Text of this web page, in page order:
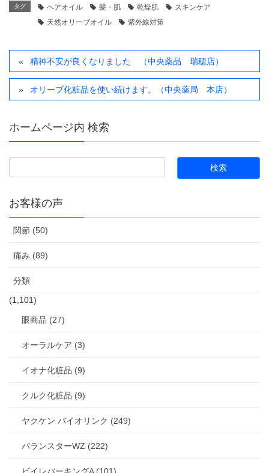
タグ ヘアオイル 髪・肌 乾燥肌
スキンケア
天然オリーブオイル
紫外線対策
精神不安が良くなりました （中央薬品 瑞穂店）
オリーブ化粧品を使い続けます。（中央薬局 本店）
ホームページ内 検索
お客様の声
関節 (50)
痛み (89)
分類
(1,101)
眼商品 (27)
オーラルケア (3)
イオナ化粧品 (9)
クルク化粧品 (9)
ヤクケン バイオリンク (249)
バランスターWZ (222)
ビイレバーキングA (101)